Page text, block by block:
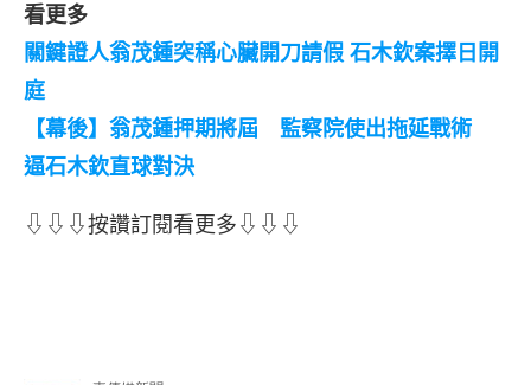
看更多
關鍵證人翁茂鍾突稱心臟開刀請假 石木欽案擇日開
庭
【幕後】翁茂鍾押期將屆 監察院使出拖延戰術
逼石木欽直球對決
⇩⇩⇩按讚訂閱看更多⇩⇩⇩